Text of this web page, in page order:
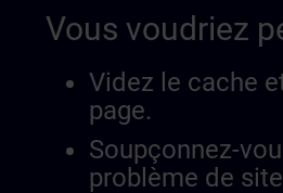
Vous voudriez
Videz le cache
page.
Soupçonnez-
problème de